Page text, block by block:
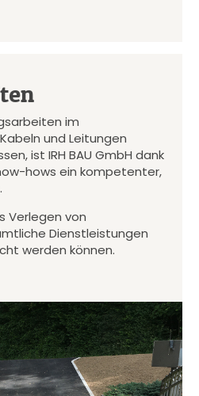
im
und Leitungen
ist IRH BAU GmbH dank
hows ein kompetenter,
Verlegen von
Dienstleistungen
werden können.